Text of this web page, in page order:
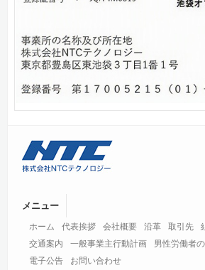
メニュー
ホーム 代表挨拶 会社概要 沿革 取引先
交通案内
一般事業主行動計画
男性労働者
電子公告
お問い合わせ